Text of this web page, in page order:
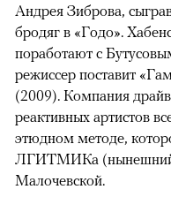
Андрея Зиброва,
бродяг в «Годо».
поработают с
режиссер поставит
(2009). Компания
реактивных артистов
этюдном методе,
ЛГИТМИКа
Малочевской.